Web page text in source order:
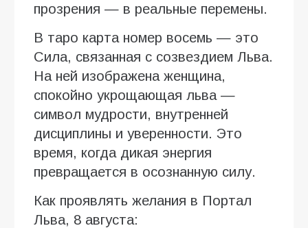
прозрения — в реальные перемены.
В таро карта номер восемь — это
Сила, связанная с созвездием Льва.
На ней изображена женщина,
спокойно укрощающая льва —
символ мудрости, внутренней
дисциплины и уверенности. Это
время, когда дикая энергия
превращается в осознанную силу.
Как проявлять желания в Портал
Льва, 8 августа: